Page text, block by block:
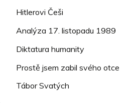
Hitlerovi Češi
Analýza 17. listopadu 1989
Diktatura humanity
Prostě jsem zabil svého otce
Tábor Svatých